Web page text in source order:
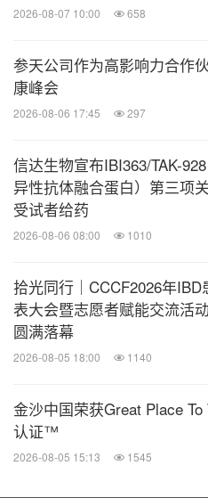
2026-08-07 10:00 658
参天公司作为高影响力合作
康峰会
2026-08-06 17:45 297
信达生物宣布IBI363/TAK-
异性抗体融合蛋白）第三项
受试者给药
2026-08-06 08:00 1010
拾光同行｜CCCF2026年IBD
表大会暨志愿者赋能交流活
圆满落幕
2026-08-05 18:00 1140
金沙中国荣获Great Place To
认证™
2026-08-05 15:13 1545